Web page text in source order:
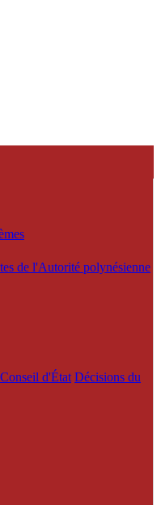
de l'Autorité polynésienne
d'État Décisions du